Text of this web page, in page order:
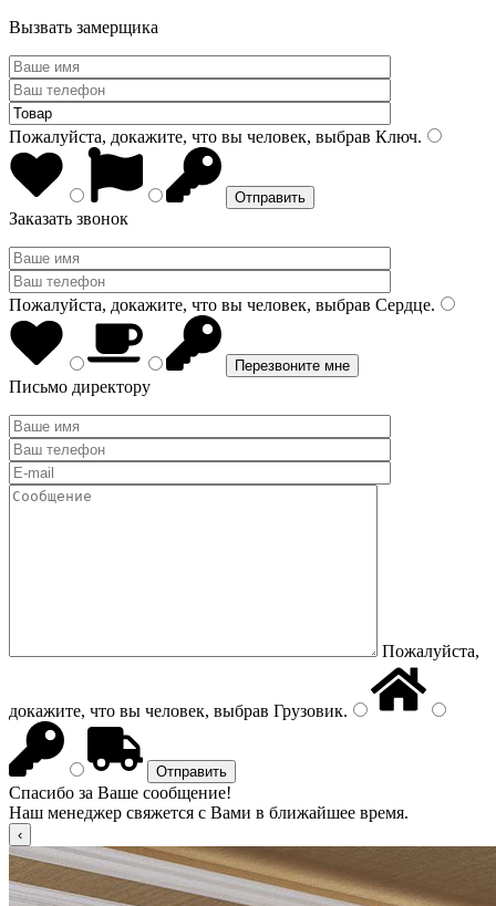
Вызвать замерщика
Пожалуйста, докажите, что вы человек, выбрав Ключ.
Заказать звонок
Пожалуйста, докажите, что вы человек, выбрав Сердце.
Письмо директору
Пожалуйста,
докажите, что вы человек, выбрав Грузовик.
Спасибо за Ваше сообщение!
Наш менеджер свяжется с Вами в ближайшее время.